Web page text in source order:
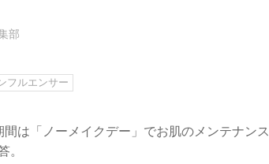
部
フルエンサー
は「ノーメイクデー」でお肌のメンテナンス
。